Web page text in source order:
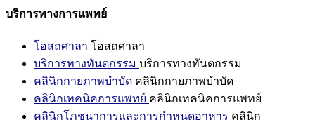
บริการทางการแพทย์
โอสถศาลา โอสถศาลา
บริการทางทันตกรรม บริการทางทันตกรรม
คลินิกกายภาพบำบัด คลินิกกายภาพบำบัด
คลินิกเทคนิคการแพทย์ คลินิกเทคนิคการแพทย์
คลินิกโภชนาการและการกำหนดอาหาร คลินิก